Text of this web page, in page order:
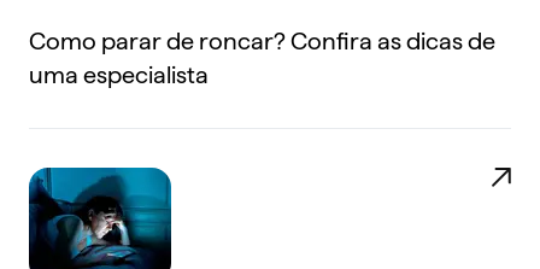
Como parar de roncar? Confira as dicas de
uma especialista